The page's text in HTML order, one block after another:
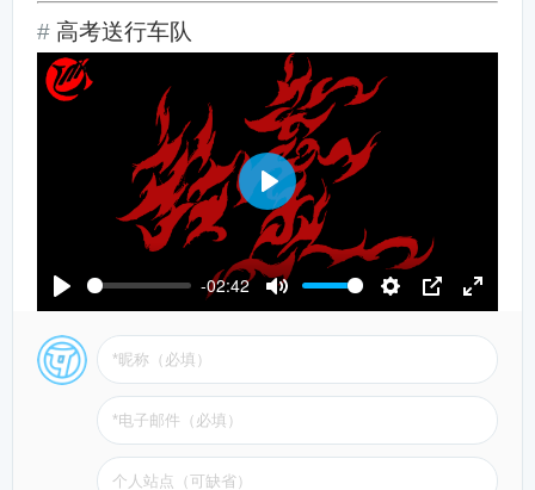
高考送行车队
P
l
a
y
-02:42
M
u
e
S
e
t
n
P
I
E
n
e
f
P
l
a
y